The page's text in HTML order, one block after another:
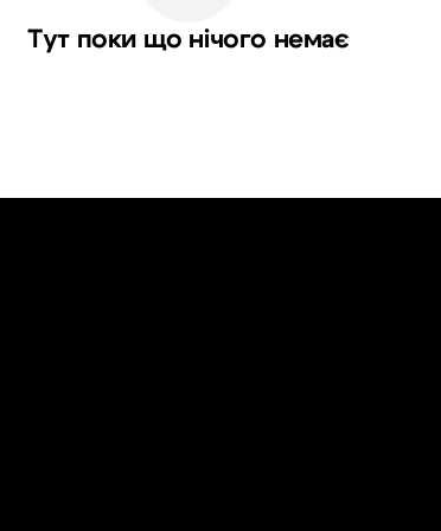
Тут поки що нічого немає